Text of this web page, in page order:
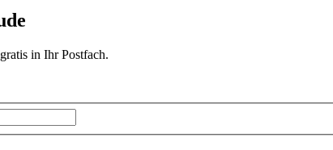
in Ihr Postfach.